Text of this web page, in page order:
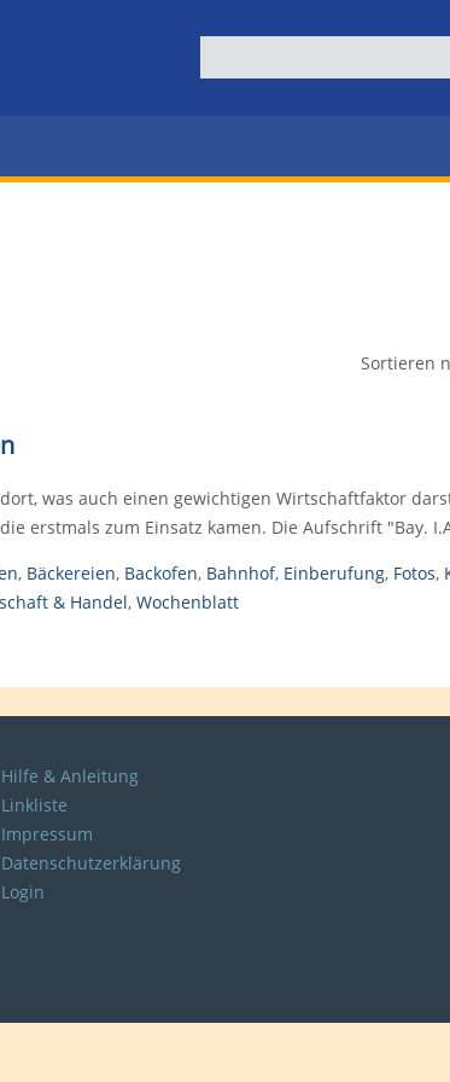
Sortieren
was auch einen gewichtigen Wirtschaftfaktor
erstmals zum Einsatz kamen. Die Aufschrift "Bay.
, Bäckereien, Backofen, Bahnhof, Einberufung, Fotos,
& Handel, Wochenblatt
Hilfe & Anleitung
Linkliste
Impressum
Datenschutzerklärung
Login